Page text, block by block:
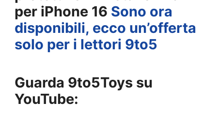
per iPhone 16 Sono ora
disponibili, ecco un’offerta
solo per i lettori 9to5
Guarda 9to5Toys su
YouTube: